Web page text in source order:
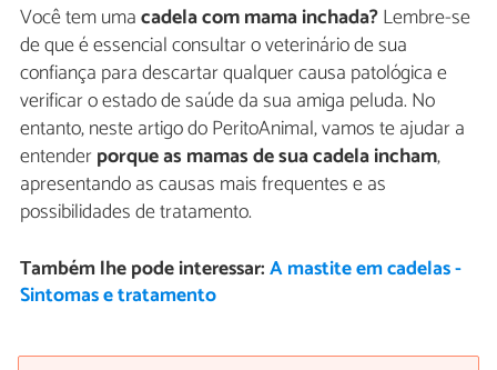
Você tem umacadela com mama inchada?Lembre-se
de que é essencial consultar o veterinário de sua
confiança para descartar qualquer causa patológica e
verificar o estado de saúde da sua amiga peluda. No
entanto, neste artigo do PeritoAnimal, vamos te ajudar a
entenderporque as mamas de sua cadela incham,
apresentando as causas mais frequentes e as
possibilidades de tratamento.
Também lhe pode interessar:A mastite em cadelas -
Sintomas e tratamento